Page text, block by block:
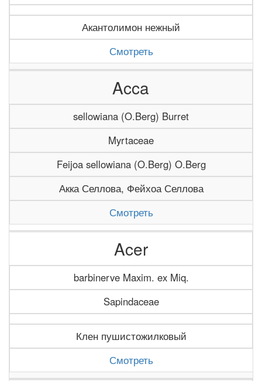
Акантолимон нежный
Смотреть
Acca
sellowiana (O.Berg) Burret
Myrtaceae
Feijoa sellowiana (O.Berg) O.Berg
Акка Селлова, Фейхоа Селлова
Смотреть
Acer
barbinerve Maxim. ex Miq.
Sapindaceae
Клен пушистожилковый
Смотреть